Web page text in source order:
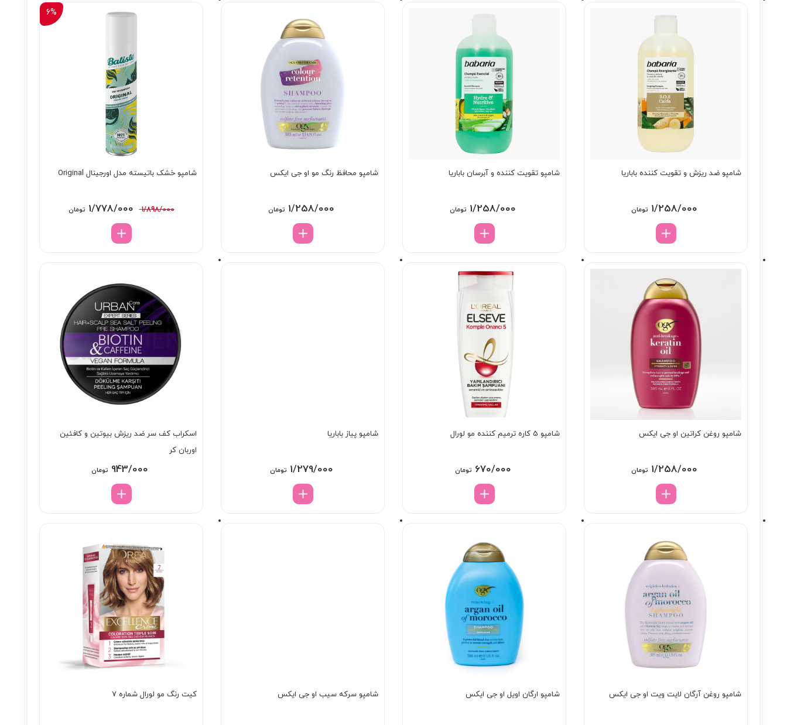
شامپو ضد ریزش و تقویت کننده باباریا
1/258/000 تومان
شامپو تقویت کننده و آبرسان باباریا
1/258/000 تومان
شامپو محافظ رنگ مو او جی ایکس
1/258/000 تومان
6%
شامپو خشک باتیسته مدل اورجینال Original
1/898/000
قیمت
اصلی:
1/778/000 تومانقیمت
شامپو روغن کراتین او جی ایکس
1/258/000 تومان
شامپو 5 کاره ترمیم کننده مو لورال
670/000 تومان
شامپو پیاز باباریا
1/279/000 تومان
اسکراب کف سر ضد ریزش بیوتین و کافئین
اوربان کر
943/000 تومان
شامپو روغن آرگان لایت ویت او جی ایکس شامپو ارگان اویل او جی ایکس شامپو سرکه سیب او جی ایکس کیت رنگ مو لورال شماره 7